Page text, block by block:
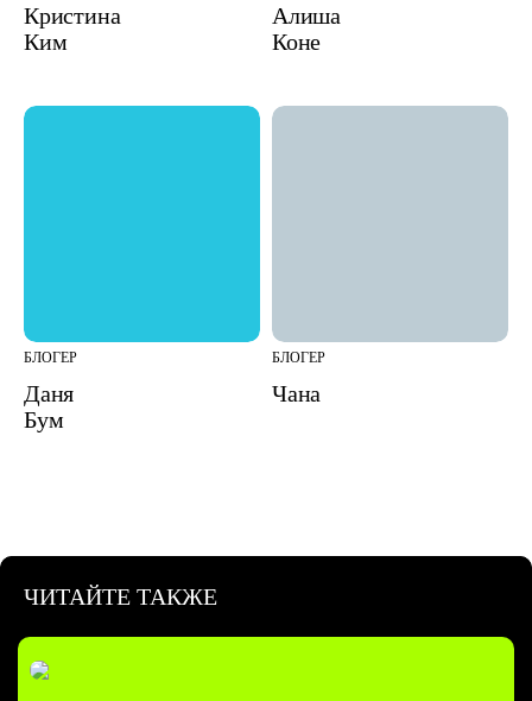
Кристина
Ким
Алиша
Коне
БЛОГЕР
Даня
Бум
БЛОГЕР
Чана
ЧИТАЙТЕ ТАКЖЕ